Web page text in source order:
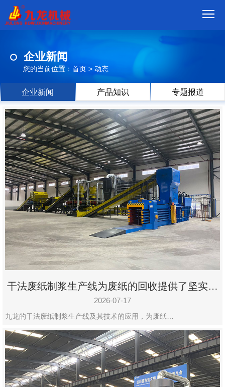
品
视
频
现
场
方
案
动
态联
系
郑
州
市
设
有
限
公
司
企业新闻
您的当前位置： 首页 > 动态
企业新闻 产品知识 专题报道
干法废纸制浆生产线为废纸的回收提供了坚实的
保障
2026-07-17
九龙的干法废纸制浆生产线及其技术的应用，为废纸…